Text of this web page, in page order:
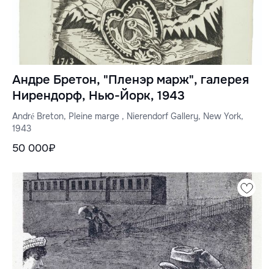
Андре Бретон, "Пленэр марж", галерея
Нирендорф, Нью-Йорк, 1943
André Breton, Pleine marge , Nierendorf Gallery, New York,
1943
50 000₽